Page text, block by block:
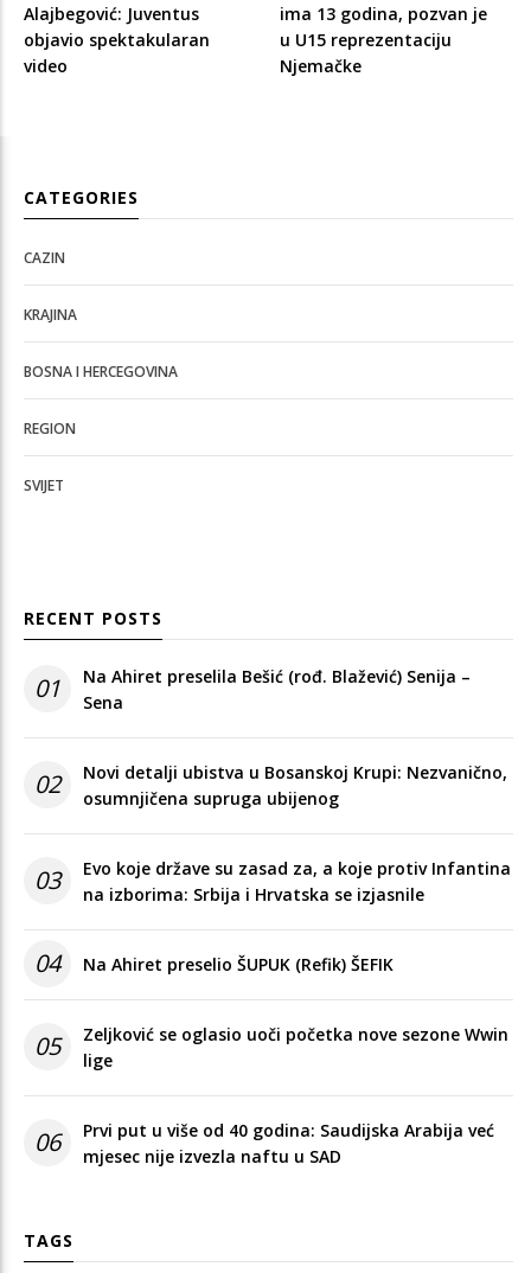
Alajbegović: Juventus
objavio spektakularan
video
ima 13 godina, pozvan je
u U15 reprezentaciju
Njemačke
CATEGORIES
CAZIN
KRAJINA
BOSNA I HERCEGOVINA
REGION
SVIJET
RECENT POSTS
01
Na Ahiret preselila Bešić (rođ. Blažević) Senija –
Sena
02
Novi detalji ubistva u Bosanskoj Krupi: Nezvanično,
osumnjičena supruga ubijenog
03
Evo koje države su zasad za, a koje protiv Infantina
na izborima: Srbija i Hrvatska se izjasnile
04 Na Ahiret preselio ŠUPUK (Refik) ŠEFIK
05
Zeljković se oglasio uoči početka nove sezone Wwin
lige
06
Prvi put u više od 40 godina: Saudijska Arabija već
mjesec nije izvezla naftu u SAD
TAGS